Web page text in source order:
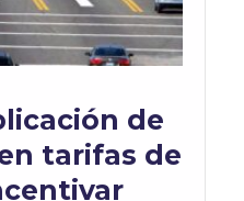
de
tarifas de